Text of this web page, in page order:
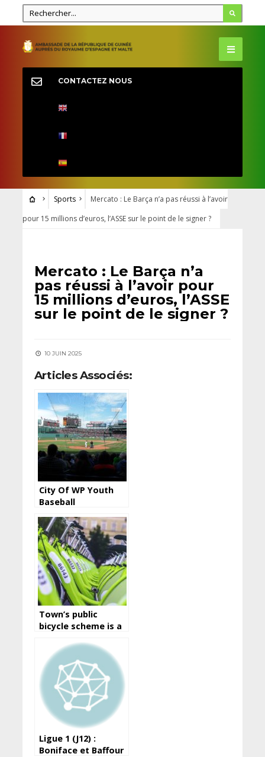
CONTACTEZ NOUS
Sports
Mercato : Le Barça n’a pas réussi à l’avoir
pour 15 millions d’euros, l’ASSE sur le point de le signer ?
Mercato : Le Barça n’a
pas réussi à l’avoir pour
15 millions d’euros, l’ASSE
sur le point de le signer ?
10 JUIN 2025
Articles Associés:
City Of WP Youth
Baseball
Town’s public
bicycle scheme is a
around the city
Ligue 1 (J12) :
Boniface et Baffour